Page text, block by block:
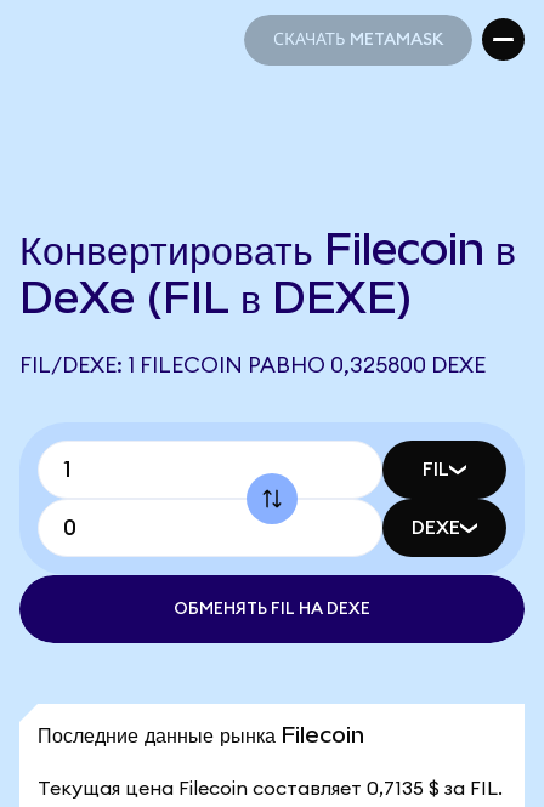
СКАЧАТЬ METAMASK
Конвертировать Filecoin в
DeXe (FIL в DEXE)
FIL/DEXE: 1 FILECOIN РАВНО 0,325800 DEXE
FIL
DEXE
ОБМЕНЯТЬ FIL НА DEXE
Последние данные рынка Filecoin
Текущая цена Filecoin составляет 0,7135 $ за FIL.